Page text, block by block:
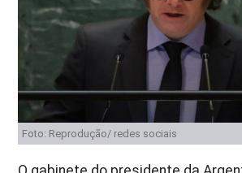
Foto: Reprodução/ redes sociais